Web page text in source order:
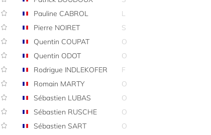
Pauline CABROL
L
Pierre NOIRET
S
Quentin COUPAT
O
Quentin ODOT
O
Rodrigue INDLEKOFER
F
Romain MARTY
O
Sébastien LUBAS
O
Sébastien RUSCHE
O
Sébastien SART
O